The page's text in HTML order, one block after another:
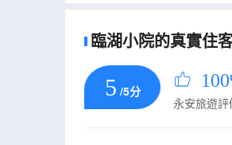
臨湖小院的真實住
5 /5分
永安旅遊評